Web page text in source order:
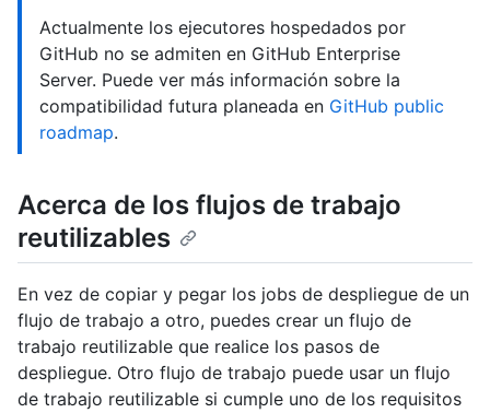
Actualmente los ejecutores hospedados por
GitHub no se admiten en GitHub Enterprise
Server. Puede ver más información sobre la
compatibilidad futura planeada en GitHub public
roadmap.
Acerca de los flujos de trabajo
reutilizables
En vez de copiar y pegar los jobs de despliegue de un
flujo de trabajo a otro, puedes crear un flujo de
trabajo reutilizable que realice los pasos de
despliegue. Otro flujo de trabajo puede usar un flujo
de trabajo reutilizable si cumple uno de los requisitos